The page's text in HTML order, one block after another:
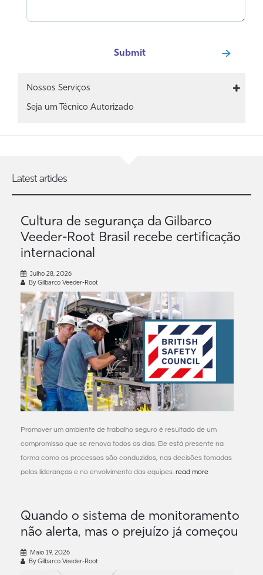
Main
navigation
Nossos Serviços
Seja um Técnico Autorizado
Latest articles
Cultura de segurança da Gilbarco
Veeder-Root Brasil recebe certificação
internacional
Julho 28, 2026
By Gilbarco Veeder-Root
Promover um ambiente de trabalho seguro é resultado de um
compromisso que se renova todos os dias. Ele está presente na
forma como os processos são conduzidos, nas decisões tomadas
pelas lideranças e no envolvimento das equipes. read more
Quando o sistema de monitoramento
não alerta, mas o prejuízo já começou
Maio 19, 2026
By Gilbarco Veeder-Root